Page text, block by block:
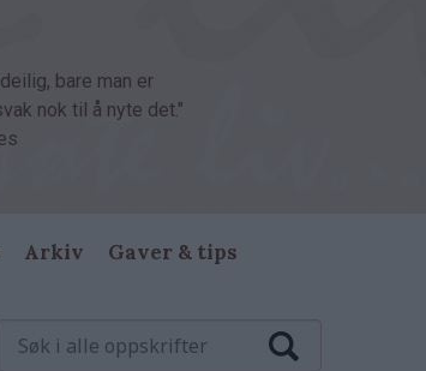
bare man er
nok til å nyte det."
Arkiv Gaver & tips